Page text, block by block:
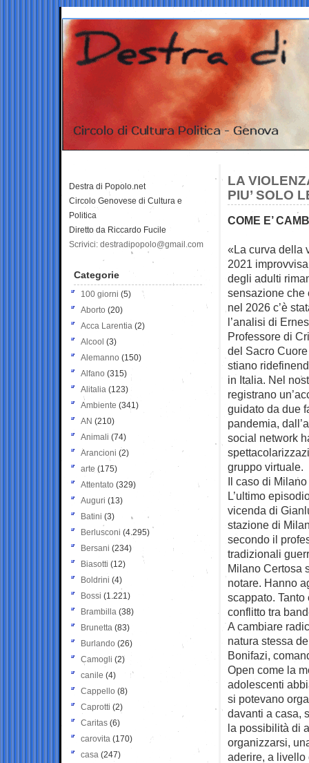
LA
PIU’ SOLO
COME E’
«La curva della
2021
degli adulti
sensazione che
nel 2026 c’è
l’analisi di
Professore di
del Sacro
stiano
in Italia. Nel
registrano
guidato da due
pandemia,
social network
gruppo virtuale.
Il caso di
L’ultimo
vicenda di
stazione di
secondo il
tradizionali
Milano Certosa
notare. Hanno
scappato.
conflitto tra
A cambiare
natura stessa
Bonifazi,
Open come la
adolescenti
si potevano
davanti a casa,
la possibilità di
organizzarsi,
aderire, a livello
Destra di Popolo.net
Circolo Genovese di Cultura e
Politica
Diretto da Riccardo Fucile
Scrivici: destradipopolo@gmail.com
Categorie
100 giorni (5)
Aborto (20)
Acca Larentia (2)
Alcool (3)
Alemanno (150)
Alfano (315)
Alitalia (123)
Ambiente (341)
AN (210)
Animali (74)
Arancioni (2)
arte (175)
Attentato (329)
Auguri (13)
Batini (3)
Berlusconi (4.295)
Bersani (234)
Biasotti (12)
Boldrini (4)
Bossi (1.221)
Brambilla (38)
Brunetta (83)
Burlando (26)
Camogli (2)
canile (4)
Cappello (8)
Caprotti (2)
Caritas (6)
carovita (170)
casa (247)